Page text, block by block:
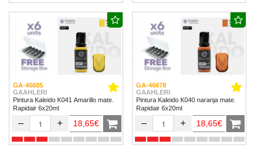
GA-46685
GAAHLERI
Pintura Kaleido K041 Amarillo mate.
Rapidair 6x20ml
– + 18,65€
GA-46678
GAAHLERI
Pintura Kaleido K040 naranja mate.
Rapidair 6x20ml
– + 18,65€